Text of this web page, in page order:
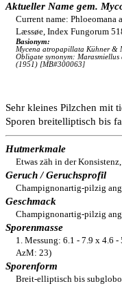
Aktueller Name gem.
Current name:
Læssøe, Index Fungorum
Basionym:
Mycena atropapillata Kühner &
Obligate synonym:
(1951) [MB#300063]
Sehr kleines Pilzchen mit
Sporen breitelliptisch bis
Hutmerkmale
Etwas zäh in der
Geruch / Geruchsprofil
Champignonartig-pilzig
Geschmack
Champignonartig-pilzig
Sporenmasse
1. Messung: 6.1 - 7.9 x 4.6
AzM: 23)
Sporenform
Breit-elliptisch bis